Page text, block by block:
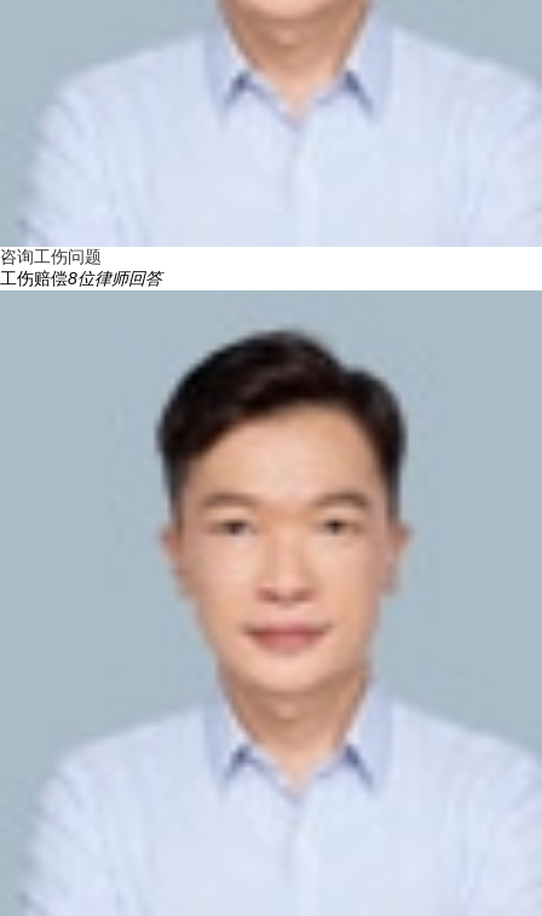
咨询工伤问题
工伤赔偿8位律师回答